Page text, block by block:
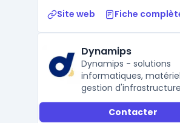
Site web Fiche
Dynamips
Dynamips - solutions
informatiques,
gestion
sécurité
Contacter